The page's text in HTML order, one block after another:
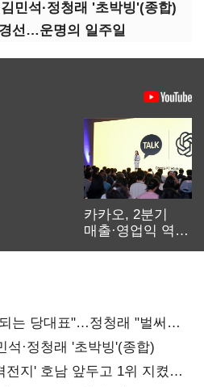
민석·정청래 '초박빙'(종합)
선…운명의 일주일
카카오, 2분기
매출·영업익 역대
는 당대표"…정청래 "벌써
·정청래 '초박빙'(종합)
지' 호남 앞두고 1위 지켰다